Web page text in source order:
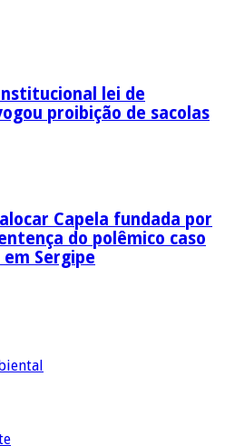
lei de
proibição de sacolas
Capela fundada por
do polêmico caso
em Sergipe